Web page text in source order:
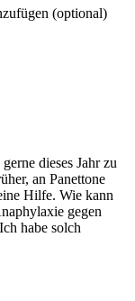
(optional)
dieses Jahr zu
an Panettone
Hilfe. Wie kann
gegen
habe solch